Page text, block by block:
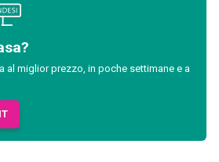
al miglior prezzo, in poche settimane e a